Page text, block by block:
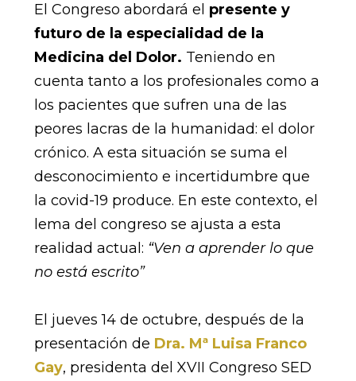
El Congreso abordará el presente y
futuro de la especialidad de la
Medicina del Dolor. Teniendo en
cuenta tanto a los profesionales como a
los pacientes que sufren una de las
peores lacras de la humanidad: el dolor
crónico. A esta situación se suma el
desconocimiento e incertidumbre que
la covid-19 produce. En este contexto, el
lema del congreso se ajusta a esta
realidad actual: “Ven a aprender lo que
no está escrito”
El jueves 14 de octubre, después de la
presentación de Dra. Mª Luisa Franco
Gay, presidenta del XVII Congreso SED